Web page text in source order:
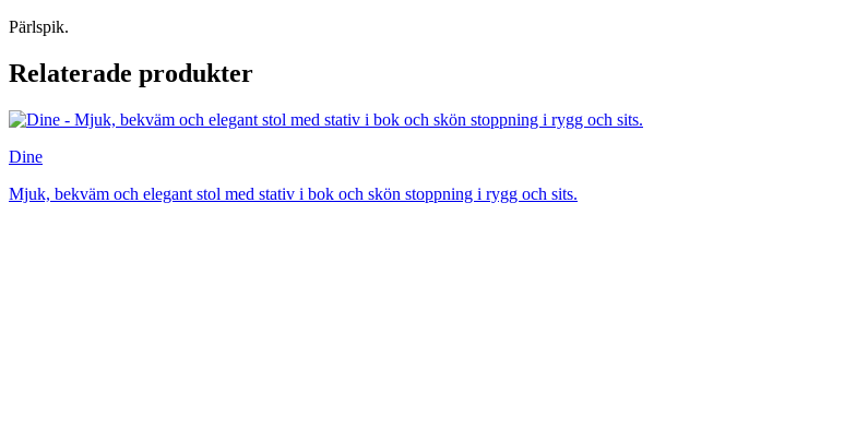
Pärlspik.
Relaterade produkter
Dine
Mjuk, bekväm och elegant stol med stativ i bok och skön stoppning i rygg och sits.